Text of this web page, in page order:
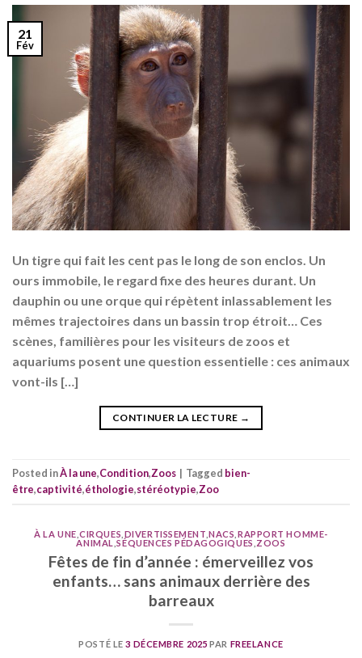
21
Fév
Un tigre qui fait les cent pas le long de son enclos. Un
ours immobile, le regard fixe des heures durant. Un
dauphin ou une orque qui répètent inlassablement les
mêmes trajectoires dans un bassin trop étroit… Ces
scènes, familières pour les visiteurs de zoos et
aquariums posent une question essentielle : ces animaux
vont-ils […]
CONTINUER LA LECTURE →
Posted inÀ la une,Condition,Zoos | Tagged bien-
être,captivité,éthologie,stéréotypie,Zoo
À LA UNE ,CIRQUES DIVERTISSEMENT ,NACS RAPPORT HOMME-
ANIMAL ,SÉQUENCES PÉDAGOGIQUES ZOOS
Fêtes de fin d’année : émerveillez vos
enfants… sans animaux derrière des
barreaux
POSTÉ LE3 DÉCEMBRE 2025 PAR FREELANCE